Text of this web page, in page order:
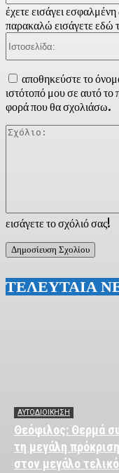
εισάγετε το σχόλιό σας!
έχετε εισάγει
παρακαλώ εισάγετε εδώ
αποθηκεύστε το
ιστότοπό μου σε αυτό το
φορά που θα σχολιάσω.
ΤΕΛΕΥΤΑΙΑ
ΑΥΤΟΔΙΟΙΚΗΣΗ
Θεόφιλος: Θερμά
τη μεγάλη
στον μεγάλο